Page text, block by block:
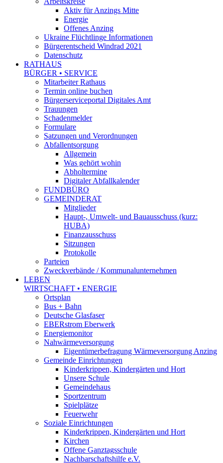
Aktiv für Anzings Mitte
Energie
Offenes Anzing
Ukraine Flüchtlinge Informationen
Bürgerentscheid Windrad 2021
Datenschutz
RATHAUS
BÜRGER • SERVICE
Mitarbeiter Rathaus
Termin online buchen
Bürgerserviceportal Digitales Amt
Trauungen
Schadenmelder
Formulare
Satzungen und Verordnungen
Abfallentsorgung
Allgemein
Was gehört wohin
Abholtermine
Digitaler Abfallkalender
FUNDBÜRO
GEMEINDERAT
Mitglieder
Haupt-, Umwelt- und Bauausschuss (kurz:
HUBA)
Finanzausschuss
Sitzungen
Protokolle
Parteien
Zweckverbände / Kommunalunternehmen
LEBEN
WIRTSCHAFT • ENERGIE
Ortsplan
Bus + Bahn
Deutsche Glasfaser
EBERstrom Eberwerk
Energiemonitor
Nahwärmeversorgung
Eigentümerbefragung Wärmeversorgung Anzing
Gemeinde Einrichtungen
Kinderkrippen, Kindergärten und Hort
Unsere Schule
Gemeindehaus
Sportzentrum
Spielplätze
Feuerwehr
Soziale Einrichtungen
Kinderkrippen, Kindergärten und Hort
Kirchen
Offene Ganztagsschule
Nachbarschaftshilfe e.V.